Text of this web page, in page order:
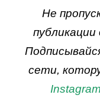
Не
сети,
Instagram